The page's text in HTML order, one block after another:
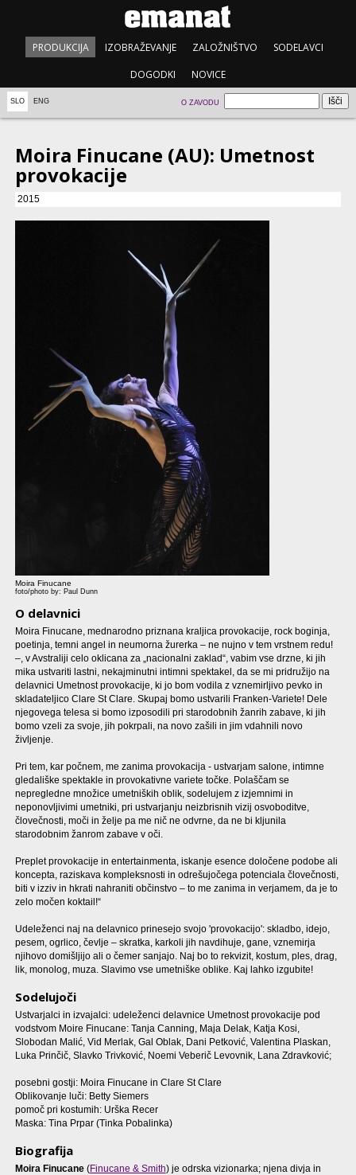
PRODUKCIJA IZOBRAŽEVANJE ZALOŽNIŠTVO SODELAVCI
DOGODKI NOVICE
SLO ENG O ZAVODU
Moira Finucane (AU): Umetnost
provokacije
2015
Moira Finucane
foto/photo by: Paul Dunn
O delavnici
Moira Finucane, mednarodno priznana kraljica provokacije, rock boginja,
poetinja, temni angel in neumorna žurerka – ne nujno v tem vrstnem redu!
–, v Avstraliji celo oklicana za „nacionalni zaklad“, vabim vse drzne, ki jih
mika ustvariti lastni, nekajminutni intimni spektakel, da se mi pridružijo na
delavnici Umetnost provokacije, ki jo bom vodila z vznemirljivo pevko in
skladateljico Clare St Clare. Skupaj bomo ustvarili Franken-Variete! Dele
njegovega telesa si bomo izposodili pri starodobnih žanrih zabave, ki jih
bomo vzeli za svoje, jih pokrpali, na novo zašili in jim vdahnili novo
življenje.
Pri tem, kar počnem, me zanima provokacija - ustvarjam salone, intimne
gledališke spektakle in provokativne variete točke. Polaščam se
nepregledne množice umetniških oblik, sodelujem z izjemnimi in
neponovljivimi umetniki, pri ustvarjanju neizbrisnih vizij osvoboditve,
človečnosti, moči in želje pa me nič ne odvrne, da ne bi kljunila
starodobnim žanrom zabave v oči.
Preplet provokacije in entertainmenta, iskanje esence določene podobe ali
koncepta, raziskava kompleksnosti in odrešujočega potenciala človečnosti,
biti v izziv in hkrati nahraniti občinstvo – to me zanima in verjamem, da je to
zelo močen koktail!“
Udeleženci naj na delavnico prinesejo svojo 'provokacijo': skladbo, idejo,
pesem, ogrlico, čevlje – skratka, karkoli jih navdihuje, gane, vznemirja
njihovo domišljijo ali o čemer sanjajo. Naj bo to rekvizit, kostum, ples, drag,
lik, monolog, muza. Slavimo vse umetniške oblike. Kaj lahko izgubite!
Sodelujoči
Ustvarjalci in izvajalci: udeleženci delavnice Umetnost provokacije pod
vodstvom Moire Finucane: Tanja Canning, Maja Delak, Katja Kosi,
Slobodan Malić, Vid Merlak, Gal Oblak, Dani Petković, Valentina Plaskan,
Luka Prinčič, Slavko Trivković, Noemi Veberič Levovnik, Lana Zdravković;
posebni gostji: Moira Finucane in Clare St Clare
Oblikovanje luči: Betty Siemers
pomoč pri kostumih: Urška Recer
Maska: Tina Prpar (Tinka Pobalinka)
Biografija
Moira Finucane (Finucane & Smith) je odrska vizionarka; njena divja in